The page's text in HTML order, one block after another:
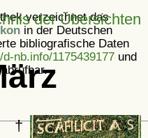
der Übersichten
verzeichnet das
in der Deutschen
bibliografische Daten
nb.info/1175439177 und